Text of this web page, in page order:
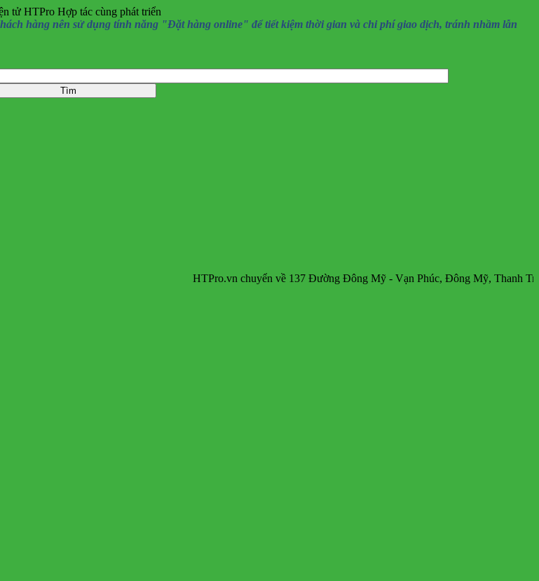
tử HTPro Hợp tác cùng phát triển
hàng nên sử dụng tính năng "Đặt hàng online" để tiết kiệm thời gian và chi phí giao dịch, tránh nhầm lẫn
HTPro.vn chuyển về 137 Đường Đông Mỹ - Vạn Phúc, Đông Mỹ, Thanh Trì, Hà Nội.